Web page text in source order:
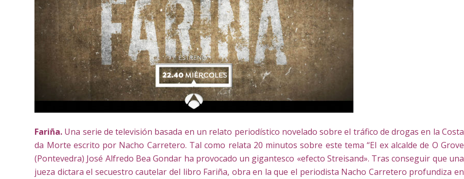
Fariña. Una serie de televisión basada en un relato periodístico novelado sobre el tráfico de drogas en la Costa
da Morte escrito por Nacho Carretero. Tal como relata 20 minutos sobre este tema “El ex alcalde de O Grove
(Pontevedra) José Alfredo Bea Gondar ha provocado un gigantesco «efecto Streisand». Tras conseguir que una
jueza dictara el secuestro cautelar del libro Fariña, obra en la que el periodista Nacho Carretero profundiza en